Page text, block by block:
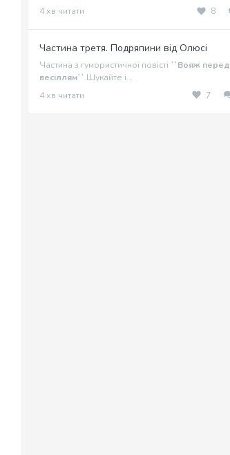
4 хв читати
8
Частина третя. Подряпини від Олюсі
Частина з гумористичної повісті ``Вояж перед
весіллям``.Шукайте і...
4 хв читати
7